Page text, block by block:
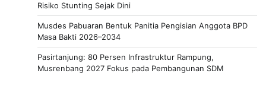
Risiko Stunting Sejak Dini
Musdes Pabuaran Bentuk Panitia Pengisian Anggota BPD
Masa Bakti 2026–2034
Pasirtanjung: 80 Persen Infrastruktur Rampung,
Musrenbang 2027 Fokus pada Pembangunan SDM